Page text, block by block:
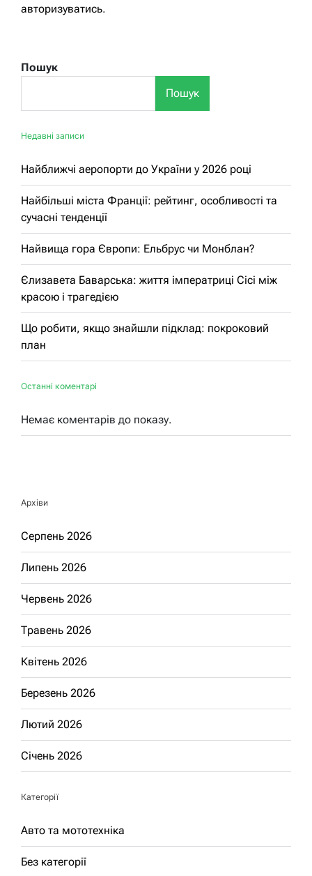
авторизуватись.
Пошук
Пошук
Недавні записи
Найближчі аеропорти до України у 2026 році
Найбільші міста Франції: рейтинг, особливості та
сучасні тенденції
Найвища гора Європи: Ельбрус чи Монблан?
Єлизавета Баварська: життя імператриці Сісі між
красою і трагедією
Що робити, якщо знайшли підклад: покроковий
план
Останні коментарі
Немає коментарів до показу.
Архіви
Серпень 2026
Липень 2026
Червень 2026
Травень 2026
Квітень 2026
Березень 2026
Лютий 2026
Січень 2026
Категорії
Авто та мототехніка
Без категорії